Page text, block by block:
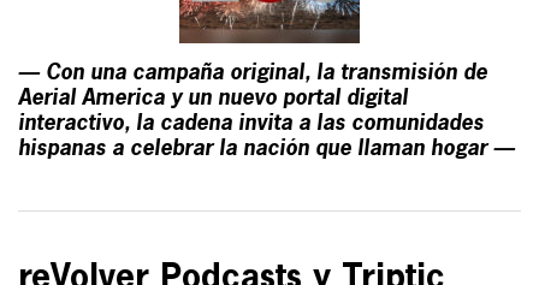
— Con una campaña original, la transmisión de
Aerial America y un nuevo portal digital
interactivo, la cadena invita a las comunidades
hispanas a celebrar la nación que llaman hogar —